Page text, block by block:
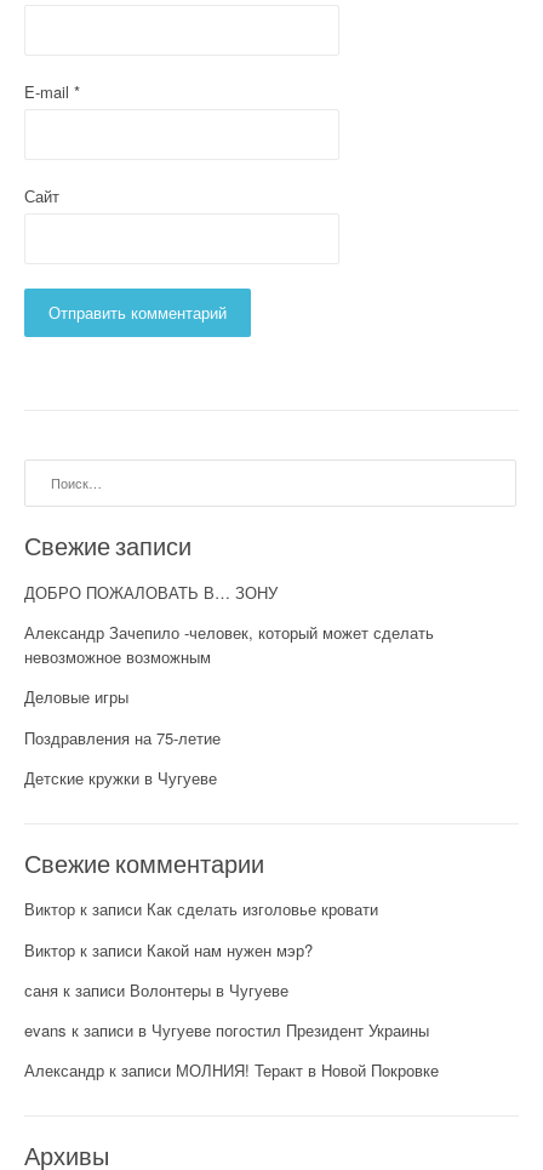
E-mail *
Сайт
Свежие записи
ДОБРО ПОЖАЛОВАТЬ В… ЗОНУ
Александр Зачепило -человек, который может сделать
невозможное возможным
Деловые игры
Поздравления на 75-летие
Детские кружки в Чугуеве
Свежие комментарии
Виктор к записи Как сделать изголовье кровати
Виктор к записи Какой нам нужен мэр?
саня к записи Волонтеры в Чугуеве
evans к записи в Чугуеве погостил Президент Украины
Александр к записи МОЛНИЯ! Теракт в Новой Покровке
Архивы